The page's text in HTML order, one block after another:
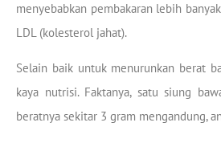
menyebabkan pembakaran lebih
LDL (kolesterol jahat).
Selain baik untuk menurunkan berat
kaya nutrisi. Faktanya, satu siung
beratnya sekitar 3 gram mengandung,